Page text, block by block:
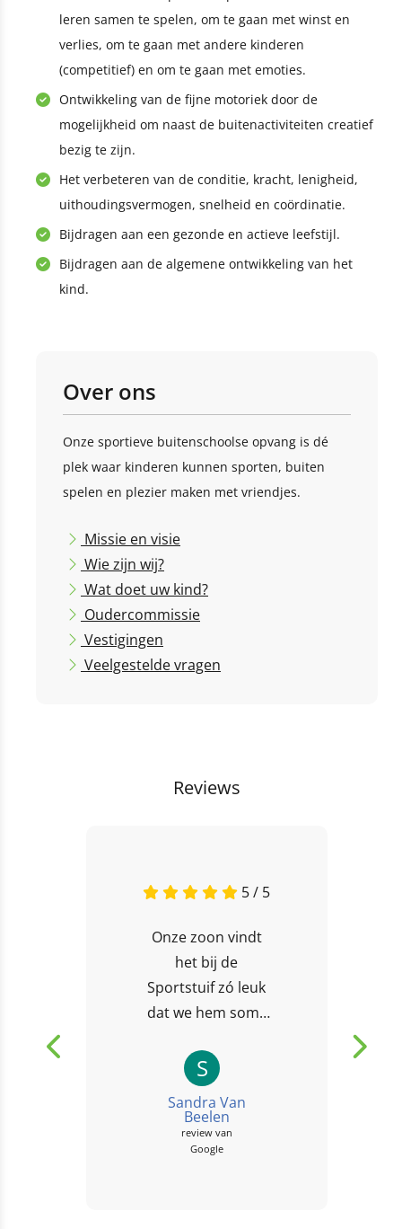
leren samen te spelen, om te gaan met winst en
verlies, om te gaan met andere kinderen
(competitief) en om te gaan met emoties.
Ontwikkeling van de fijne motoriek door de
mogelijkheid om naast de buitenactiviteiten creatief
bezig te zijn.
Het verbeteren van de conditie, kracht, lenigheid,
uithoudingsvermogen, snelheid en coördinatie.
Bijdragen aan een gezonde en actieve leefstijl.
Bijdragen aan de algemene ontwikkeling van het
kind.
Over ons
Onze sportieve buitenschoolse opvang is dé
plek waar kinderen kunnen sporten, buiten
spelen en plezier maken met vriendjes.
Missie en visie
Wie zijn wij?
Wat doet uw kind?
Oudercommissie
Vestigingen
Veelgestelde vragen
Reviews
5 / 5
Onze zoon vindt
het bij de
Sportstuif zó leuk
dat we hem soms
huis krijgen! 😄 Ze
doen veel leuke
activiteiten...
S
Sandra Van
Beelen
review van
Google